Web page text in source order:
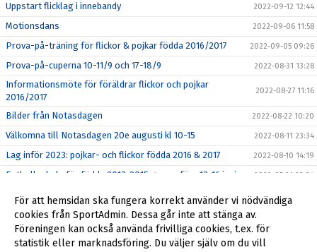
Uppstart flicklag i innebandy 2022-09-12 12:44
Motionsdans 2022-09-06 11:58
Prova-på-träning för flickor & pojkar födda 2016/2017 2022-09-05 09:26
Prova-på-cuperna 10-11/9 och 17-18/9 2022-08-31 13:28
Informationsmöte för föräldrar flickor och pojkar
2016/2017
2022-08-27 11:16
Bilder från Notasdagen 2022-08-22 10:20
Välkomna till Notasdagen 20e augusti kl 10-15 2022-08-11 23:34
Lag inför 2023: pojkar- och flickor födda 2016 & 2017 2022-08-10 14:19
Fotbollsskola för födda 2013-2015 genomförs 13-16 juni 2022-05-21 23:34
Boll & Lek - för barn födda 2016/2017 2022-05-01 20:38
Välkommen på årsmöte 2022-04-25 19:54
Notas höll årsmöte - Lars stipendiat 2022-04-25 08:31
För att hemsidan ska fungera korrekt använder vi nödvändiga
cookies från SportAdmin. Dessa går inte att stänga av.
Föreningen kan också använda frivilliga cookies, t.ex. för
statistik eller marknadsföring. Du väljer själv om du vill